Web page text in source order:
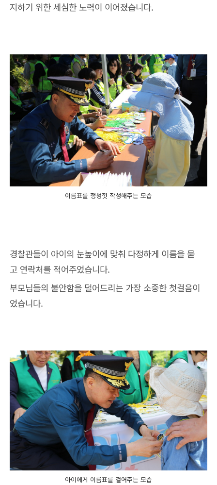
지하기 위한 세심한 노력이 이어졌습니다.
이름표를 정성껏 작성해주는 모습
경찰관들이 아이의 눈높이에 맞춰 다정하게 이름을 묻
고 연락처를 적어주었습니다.
부모님들의 불안함을 덜어드리는 가장 소중한 첫걸음이
었습니다.
아이에게 이름표를 걸어주는 모습